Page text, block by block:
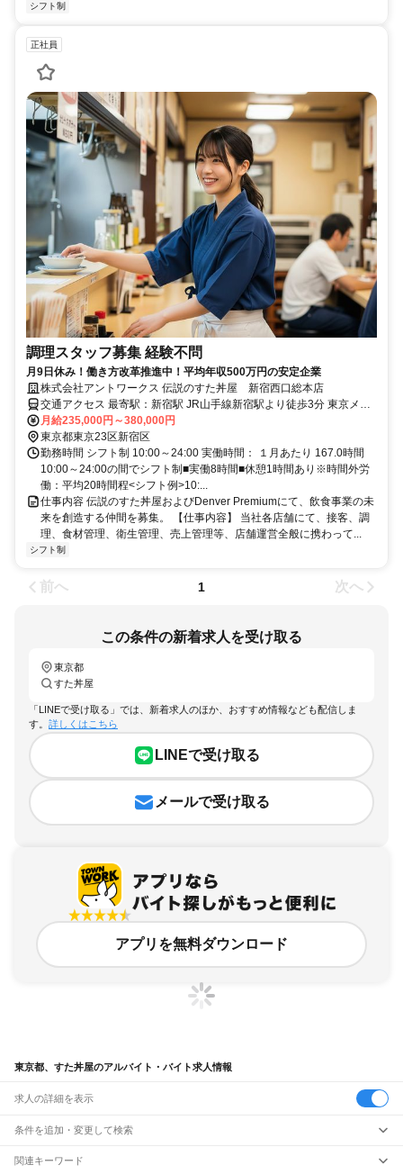
シフト制
正社員
調理スタッフ募集 経験不問
月9日休み！働き方改革推進中！平均年収500万円の安定企業
株式会社アントワークス 伝説のすた丼屋 新宿西口総本店
交通アクセス 最寄駅：新宿駅 JR山手線新宿駅より徒歩3分 東京メト
ロ丸ノ内線西新宿駅より徒歩13分
月給235,000円～380,000円
東京都東京23区新宿区
勤務時間 シフト制 10:00～24:00 実働時間： １月あたり 167.0時間
10:00～24:00の間でシフト制■実働8時間■休憩1時間あり※時間外労
働：平均20時間程<シフト例>10:...
仕事内容 伝説のすた丼屋およびDenver Premiumにて、飲食事業の未
来を創造する仲間を募集。 【仕事内容】 当社各店舗にて、接客、調
理、食材管理、衛生管理、売上管理等、店舗運営全般に携わって...
シフト制
前へ 1 次へ
この条件の新着求人を受け取る
東京都
すた丼屋
「LINEで受け取る」では、新着求人のほか、おすすめ情報なども配信しま
す。 詳しくはこちら
LINEで受け取る
メールで受け取る
アプリを無料ダウンロード
東京都、すた丼屋のアルバイト・バイト求人情報
求人の詳細を表示
条件を追加・変更して検索
市区町村を追加・変更
関連キーワード